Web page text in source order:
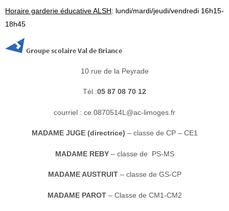
Horaire garderie éducative ALSH: lundi/mardi/jeudi/vendredi 16h15-
18h45
Groupe scolaire Val de Briance
10 rue de la Peyrade
Tél :05 87 08 70 12
courriel : ce.0870514L@ac-limoges.fr
MADAME JUGE (directrice) – classe de CP – CE1
MADAME REBY– classe de PS-MS
MADAME AUSTRUIT– classe de GS-CP
MADAME PAROT– Classe de CM1-CM2